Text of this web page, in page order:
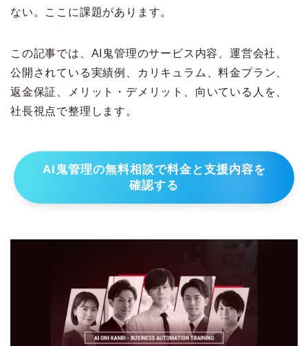
ない。ここに課題があります。
この記事では、AI鬼管理のサービス内容、運営会社、
公開されている実績例、カリキュラム、料金プラン、
返金保証、メリット・デメリット、向いている人を、
社長視点で整理します。
AI鬼管理の無料相談で料金と支援内容を
確認する